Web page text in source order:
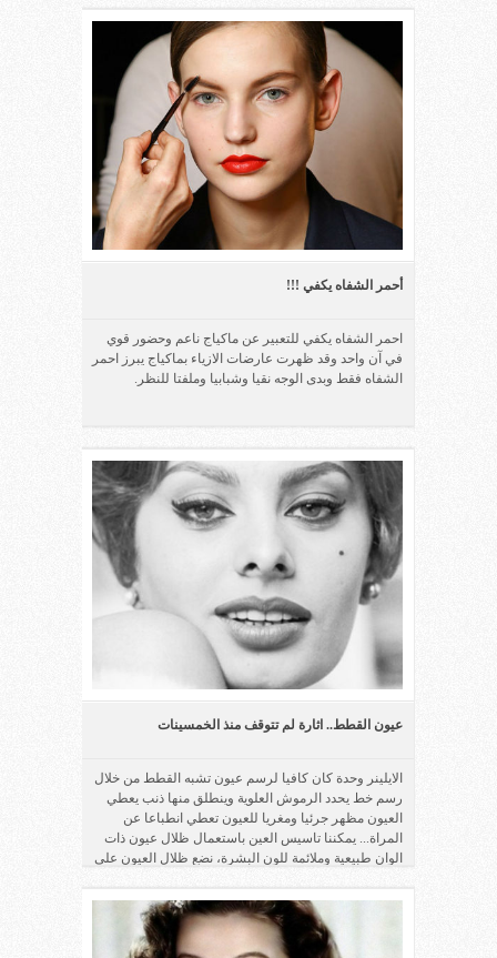
أحمر الشفاه يكفي !!!
احمر الشفاه يكفي للتعبير عن ماكياج ناعم وحضور قوي
في آن واحد وقد ظهرت عارضات الازياء بماكياج يبرز احمر
الشفاه فقط وبدى الوجه نقيا وشبابيا وملفتا للنظر.
عيون القطط.. اثارة لم تتوقف منذ الخمسينات
الايلينر وحدة كان كافيا لرسم عيون تشبه القطط من خلال
رسم خط يحدد الرموش العلوية وينطلق منها ذنب يعطي
العيون مظهر جرئيا ومغريا للعيون تعطي انطباعا عن
المراة... يمكننا تاسيس العين باستعمال ظلال عيون ذات
الوان طبيعية وملائمة للون البشرة، نضع ظلال العيون على
ونخفف